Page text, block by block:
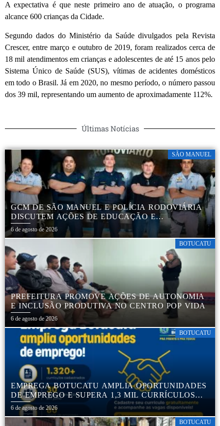
A expectativa é que neste primeiro ano de atuação, o programa
alcance 600 crianças da Cidade.
Segundo dados do Ministério da Saúde divulgados pela Revista
Crescer, entre março e outubro de 2019, foram realizados cerca de
18 mil atendimentos em crianças e adolescentes de até 15 anos pelo
Sistema Único de Saúde (SUS), vítimas de acidentes domésticos
em todo o Brasil. Já em 2020, no mesmo período, o número passou
dos 39 mil, representando um aumento de aproximadamente 112%.
Últimas Notícias
SÃO MANUEL
GCM DE SÃO MANUEL E POLÍCIA RODOVIÁRIA
DISCUTEM AÇÕES DE EDUCAÇÃO E
SEGURANÇA NO TRÂNSITO
6 de agosto de 2026
BOTUCATU
PREFEITURA PROMOVE AÇÕES DE AUTONOMIA
E INCLUSÃO PRODUTIVA NO CENTRO POP VIDA
6 de agosto de 2026
BOTUCATU
EMPREGA BOTUCATU AMPLIA OPORTUNIDADES
DE EMPREGO E SUPERA 1,3 MIL CURRÍCULOS
CADASTRADOS
6 de agosto de 2026
BOTUCATU